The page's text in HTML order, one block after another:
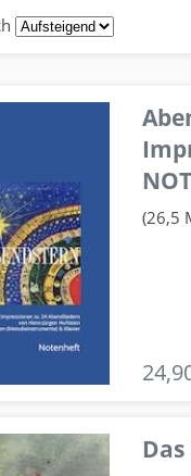
(26,5